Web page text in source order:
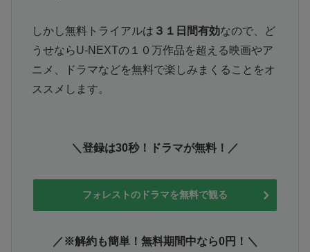
しかし無料トライアルは ３１日間有効なので、ど
うせならU-NEXTの１０万作品を超える映画やア
ニメ、ドラマなどを無料で楽しみまくることをオ
ススメします。
＼登録は30秒！ドラマが無料！／
フォレストのドラマを無料で観る
／※解約も簡単！無料期間中なら0円！＼